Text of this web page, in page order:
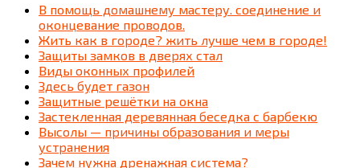
В помощь домашнему мастеру. соединение и
оконцевание проводов.
Жить как в городе? жить лучше чем в городе!
Защиты замков в дверях стал
Виды оконных профилей
Здесь будет газон
Защитные решётки на окна
Застекленная деревянная беседка c барбекю
Высолы — причины образования и меры
устранения
Зачем нужна дренажная система?